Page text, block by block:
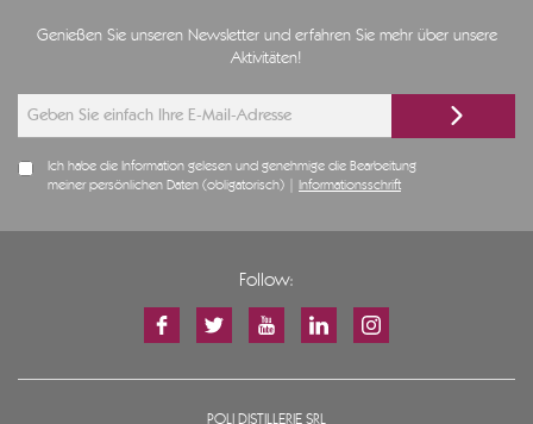
Genießen Sie unseren Newsletter und erfahren Sie mehr über unsere
Aktivitäten!
Ich habe die Information gelesen und genehmige die Bearbeitung
meiner persönlichen Daten (obligatorisch) |
Informationsschrift
Follow:
POLI DISTILLERIE SRL